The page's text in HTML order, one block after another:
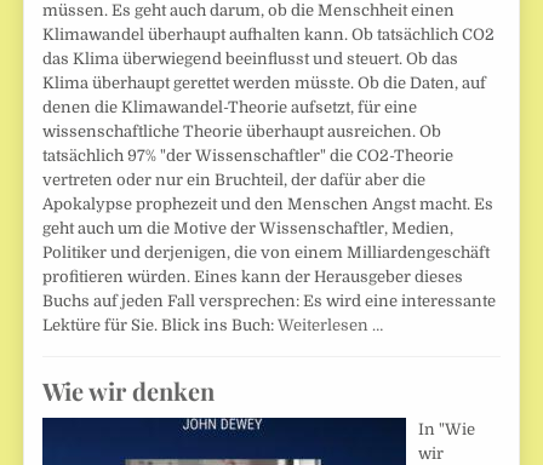
müssen. Es geht auch darum, ob die Menschheit einen
Klimawandel überhaupt aufhalten kann. Ob tatsächlich CO2
das Klima überwiegend beeinflusst und steuert. Ob das
Klima überhaupt gerettet werden müsste. Ob die Daten, auf
denen die Klimawandel-Theorie aufsetzt, für eine
wissenschaftliche Theorie überhaupt ausreichen. Ob
tatsächlich 97% "der Wissenschaftler" die CO2-Theorie
vertreten oder nur ein Bruchteil, der dafür aber die
Apokalypse prophezeit und den Menschen Angst macht. Es
geht auch um die Motive der Wissenschaftler, Medien,
Politiker und derjenigen, die von einem Milliardengeschäft
profitieren würden. Eines kann der Herausgeber dieses
Buchs auf jeden Fall versprechen: Es wird eine interessante
Lektüre für Sie. Blick ins Buch:Weiterlesen …
Wie wir denken
In "Wie
wir